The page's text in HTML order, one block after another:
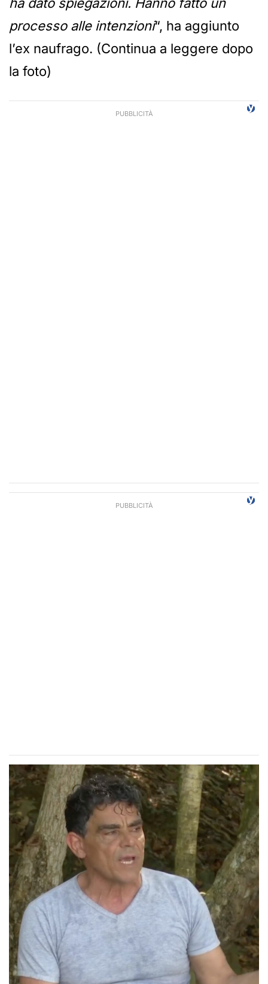
processo alle intenzioni“, ha aggiunto
l’ex naufrago. (Continua a leggere dopo
la foto)